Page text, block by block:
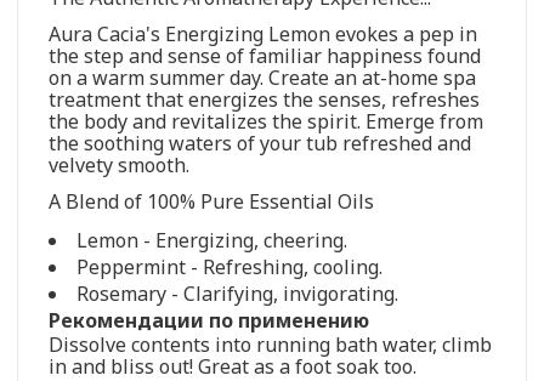
Aura Cacia's Energizing Lemon evokes a pep in
the step and sense of familiar happiness found
on a warm summer day. Create an at-home spa
treatment that energizes the senses, refreshes
the body and revitalizes the spirit. Emerge from
the soothing waters of your tub refreshed and
velvety smooth.
A Blend of 100% Pure Essential Oils
Lemon - Energizing, cheering.
Peppermint - Refreshing, cooling.
Rosemary - Clarifying, invigorating.
Рекомендации по применению
Dissolve contents into running bath water, climb
in and bliss out! Great as a foot soak too.